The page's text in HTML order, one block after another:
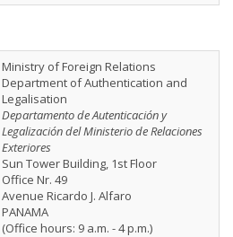
Ministry of Foreign Relations
Department of Authentication and
Legalisation
Departamento de Autenticación y
Legalización del Ministerio de Relaciones
Exteriores
Sun Tower Building, 1st Floor
Office Nr. 49
Avenue Ricardo J. Alfaro
PANAMA
(Office hours: 9 a.m. - 4 p.m.)